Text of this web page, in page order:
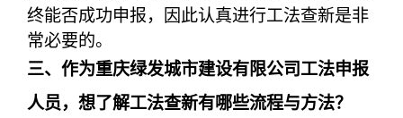
终能否成功申报，因此认真进行工法查新是非
常必要的。
三、作为重庆绿发城市建设有限公司工法申报
人员，想了解工法查新有哪些流程与方法？